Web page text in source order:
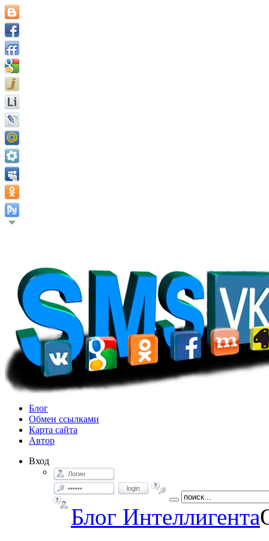
Блог
Обмен ссылками
Карта сайта
Автор
Вход
login
Блог Интеллигента